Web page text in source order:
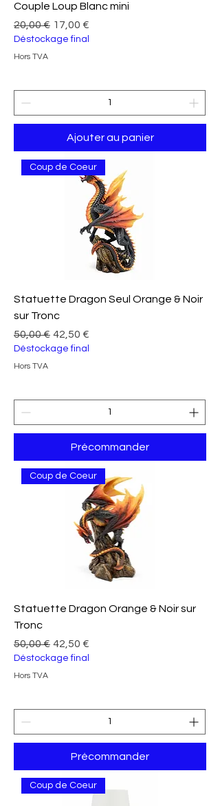
Couple Loup Blanc mini
Prix original
20,00 € Prix promotionnel
17,00 €
Déstockage final
Hors TVA
Ajouter au panier
Coup de Coeur
Statuette Dragon Seul Orange & Noir
sur Tronc
Prix original
50,00 € Prix promotionnel
42,50 €
Déstockage final
Hors TVA
Précommander
Coup de Coeur
Statuette Dragon Orange & Noir sur
Tronc
Prix original
50,00 € Prix promotionnel
42,50 €
Déstockage final
Hors TVA
Précommander
Coup de Coeur